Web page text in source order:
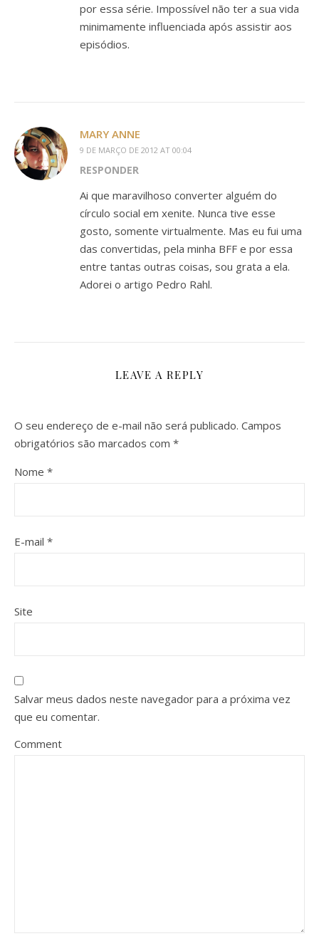
por essa série. Impossível não ter a sua vida
minimamente influenciada após assistir aos
episódios.
MARY ANNE
9 DE MARÇO DE 2012 AT 00:04
RESPONDER
Ai que maravilhoso converter alguém do
círculo social em xenite. Nunca tive esse
gosto, somente virtualmente. Mas eu fui uma
das convertidas, pela minha BFF e por essa
entre tantas outras coisas, sou grata a ela.
Adorei o artigo Pedro Rahl.
LEAVE A REPLY
O seu endereço de e-mail não será publicado. Campos
obrigatórios são marcados com *
Nome *
E-mail *
Site
Salvar meus dados neste navegador para a próxima vez
que eu comentar.
Comment